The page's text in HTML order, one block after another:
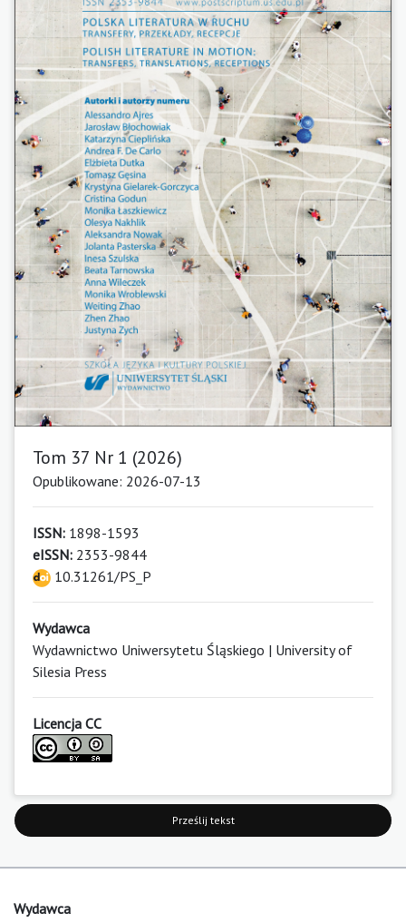
Tom 37 Nr 1 (2026)
Opublikowane: 2026-07-13
ISSN: 1898-1593
eISSN: 2353-9844
10.31261/PS_P
Wydawca
Wydawnictwo Uniwersytetu Śląskiego | University of
Silesia Press
Licencja CC
Prześlij tekst
Wydawca